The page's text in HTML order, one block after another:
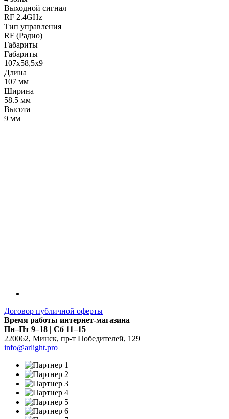
Выходной сигнал
RF 2.4GHz
Тип управления
RF (Радио)
Габариты
Габариты
107x58,5x9
Длина
107 мм
Ширина
58.5 мм
Высота
9 мм
Договор публичной оферты
Время работы интернет-магазина
Пн–Пт 9–18 | Сб 11–15
220062, Минск, пр-т Победителей, 129
info@arlight.pro